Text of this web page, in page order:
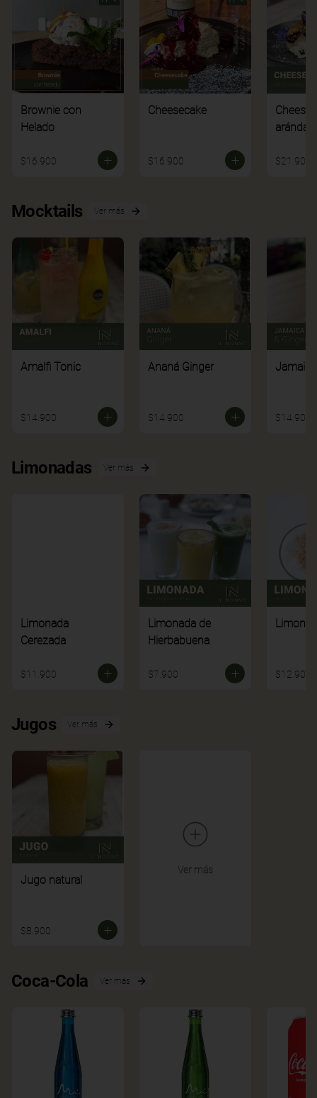
Brownie con
Helado
$16.900
Cheesecake
$16.900 $21.900
Mocktails Ver más
Amalfi Tonic
$14.900
Ananá Ginger
$14.900 $14.900
Limonadas Ver más
Limonada
Cerezada
$11.900
Limonada de
Hierbabuena
$7.900 $12.900
Jugos Ver más
Jugo natural
$8.900
Ver más
Coca-Cola Ver más